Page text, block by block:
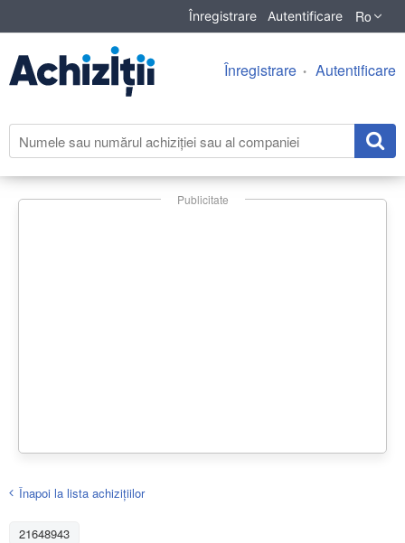
Înregistrare Autentificare Ro
Înregistrare Autentificare
Publicitate
Înapoi la lista achiziţiilor
21648943